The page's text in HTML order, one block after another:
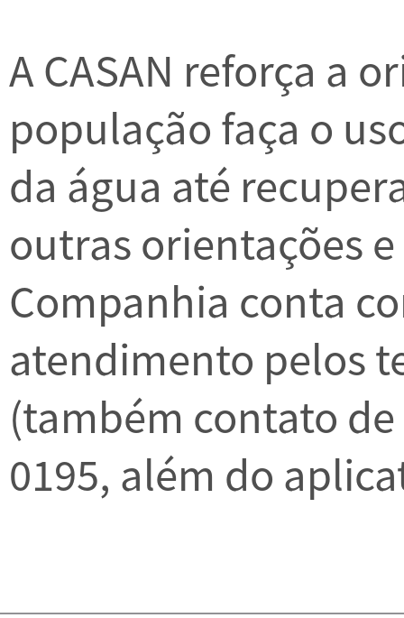
A CASAN reforça a
população faça o
da água até
outras orientações
Companhia conta
atendimento pelos
(também contato
0195, além do